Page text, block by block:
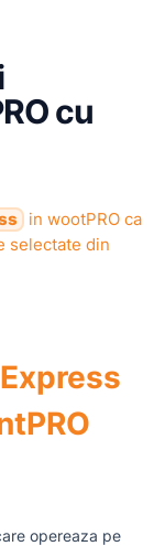
cu
in wootPRO ca
selectate din
opereaza pe